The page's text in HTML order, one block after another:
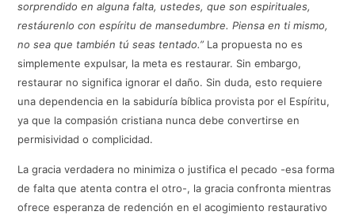
sorprendido en alguna falta, ustedes, que son espirituales,
restáurenlo con espíritu de mansedumbre. Piensa en ti mismo,
no sea que también tú seas tentado.” La propuesta no es
simplemente expulsar, la meta es restaurar. Sin embargo,
restaurar no significa ignorar el daño. Sin duda, esto requiere
una dependencia en la sabiduría bíblica provista por el Espíritu,
ya que la compasión cristiana nunca debe convertirse en
permisividad o complicidad.
La gracia verdadera no minimiza o justifica el pecado -esa forma
de falta que atenta contra el otro-, la gracia confronta mientras
ofrece esperanza de redención en el acogimiento restaurativo